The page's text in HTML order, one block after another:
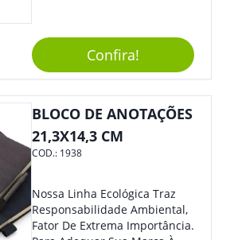
Reuniões Corporativas Ou Até
Mesmo Para Presentear
Colaboradores E Parceiros De
Confira!
BLOCO DE ANOTAÇÕES
21,3X14,3 CM
COD.: 1938
Nossa Linha Ecológica Traz
Responsabilidade Ambiental,
Fator De Extrema Importância.